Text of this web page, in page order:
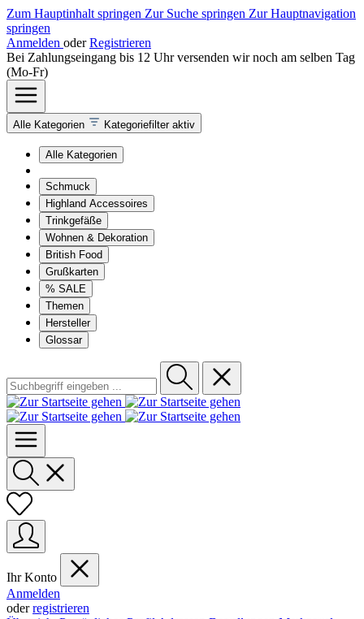
Zum Hauptinhalt springen Zur Suche springen Zur Hauptnavigation
springen
Anmelden oder Registrieren
Bei Zahlungseingang bis 12 Uhr versenden wir noch am selben Tag
(Mo-Fr)
Alle Kategorien Kategoriefilter aktiv
Alle Kategorien
Schmuck
Highland Accessoires
Trinkgefäße
Wohnen & Dekoration
British Food
Grußkarten
% SALE
Themen
Hersteller
Glossar
Ihr Konto
Anmelden
oderregistrieren